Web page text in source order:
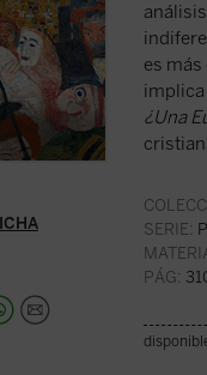
es
implica
¿Una
SERIE:
PÁG: